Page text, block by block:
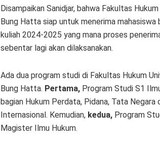
Disampaikan Sanidjar, bahwa Fakultas
Bung Hatta siap untuk menerima mahasiswa
kuliah 2024-2025 yang mana proses
sebentar lagi akan dilaksanakan.
Ada dua program studi di Fakultas Hukum
Bung Hatta. Pertama, Program Studi S1
bagian Hukum Perdata, Pidana, Tata Negara
Internasional. Kemudian, kedua, Program
Magister Ilmu Hukum.